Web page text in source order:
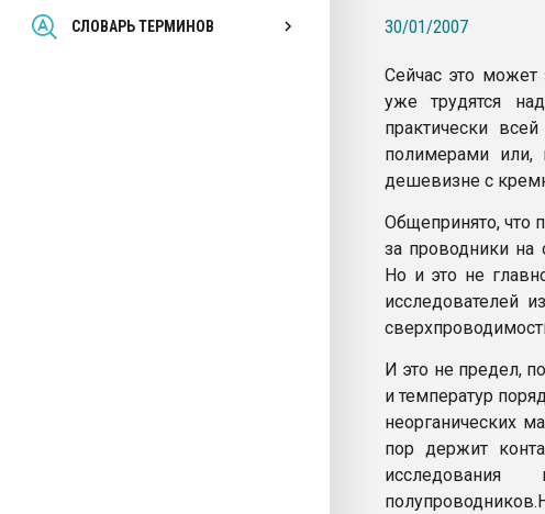
СЛОВАРЬ ТЕРМИНОВ
Всё, что касается выдува ПЭТ
бутылок
ПЕРЕЙТИ НА ФОРУМ
30/01/2007
Сейчас это может
уже трудятся
практически
полимерами или,
дешевизне с
Общепринято, что
за проводники на
Но и это не
исследователей
И это не предел,
и температур
неорганических
пор держит